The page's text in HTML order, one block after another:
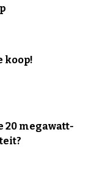
koop!
20 megawatt-